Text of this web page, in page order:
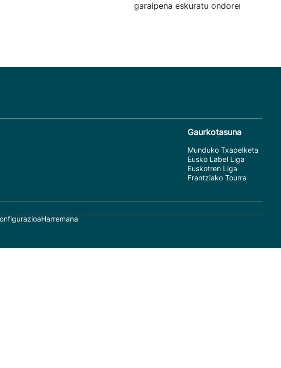
garaipena eskuratu ondoren.
Gaurkotasuna
Munduko Txapelketa
Eusko Label Liga
Euskotren Liga
Frantziako Tourra
Harremana